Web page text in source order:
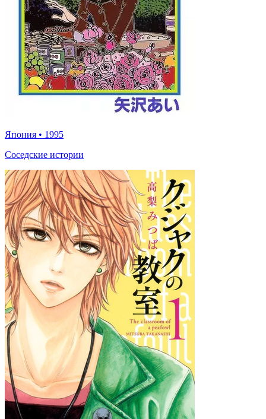
Япония • 1995
Соседские истории